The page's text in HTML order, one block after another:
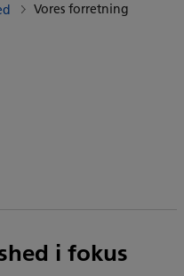
Vores forretning
i fokus